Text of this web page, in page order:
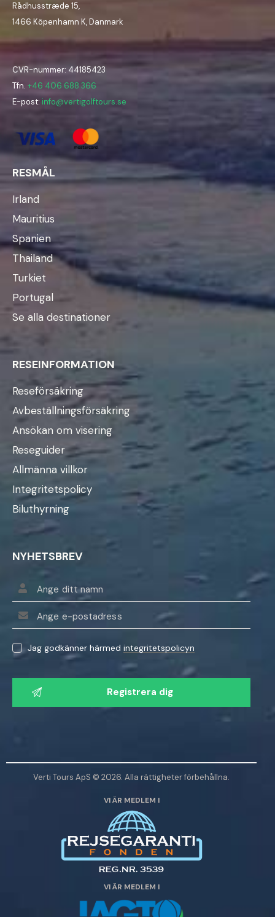
Rådhusstræde 15,
1466 Köpenhamn K, Danmark
CVR-nummer: 44185423
Tfn. +46 406 688 366
E-post: info@vertigolftours.se
RESMÅL
Irland
Mauritius
Spanien
Thailand
Turkiet
Portugal
Se alla destinationer
RESEINFORMATION
Reseförsäkring
Avbeställningsförsäkring
Ansökan om visering
Reseguider
Allmänna villkor
Integritetspolicy
Biluthyrning
NYHETSBREV
Jag godkänner härmedintegritetspolicyn
V
n
Verti Tours ApS © 2026. Alla rättigheter förbehållna.
VI ÄR MEDLEM I
VI ÄR MEDLEM I